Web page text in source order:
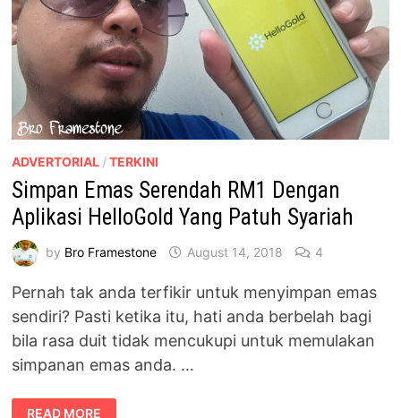
ADVERTORIAL /TERKINI
Simpan Emas Serendah RM1 Dengan
Aplikasi HelloGold Yang Patuh Syariah
by Bro Framestone August 14, 2018 4
Pernah tak anda terfikir untuk menyimpan emas
sendiri? Pasti ketika itu, hati anda berbelah bagi
bila rasa duit tidak mencukupi untuk memulakan
simpanan emas anda. …
SIMPAN
READ MORE